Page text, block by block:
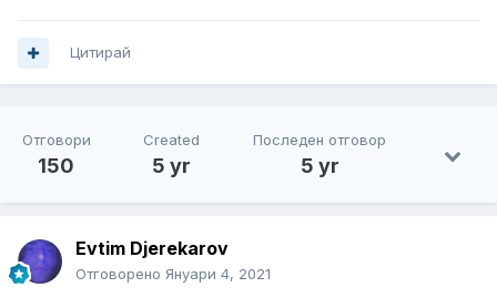
Цитирай
Отговори
150
Created
5 yr
Последен отговор
5 yr
Evtim Djerekarov
Отговорено Януари 4, 2021